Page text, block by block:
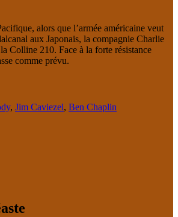
alors que l’armée américaine veut
aux Japonais, la compagnie Charlie
Colline 210. Face à la forte résistance
comme prévu.
, Jim Caviezel, Ben Chaplin